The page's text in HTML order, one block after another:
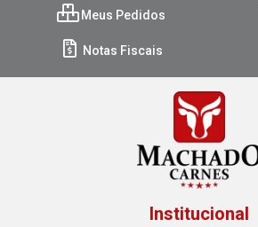
Meus Pedidos
Notas Fiscais
Institucional